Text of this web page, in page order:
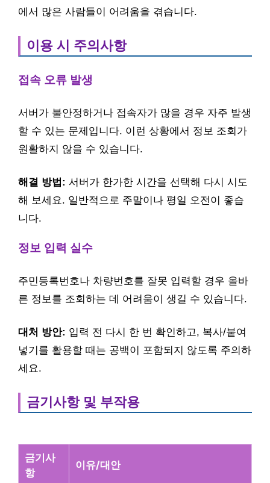
에서 많은 사람들이 어려움을 겪습니다.
이용 시 주의사항
접속 오류 발생
서버가 불안정하거나 접속자가 많을 경우 자주 발생
할 수 있는 문제입니다. 이런 상황에서 정보 조회가
원활하지 않을 수 있습니다.
해결 방법: 서버가 한가한 시간을 선택해 다시 시도
해 보세요. 일반적으로 주말이나 평일 오전이 좋습
니다.
정보 입력 실수
주민등록번호나 차량번호를 잘못 입력할 경우 올바
른 정보를 조회하는 데 어려움이 생길 수 있습니다.
대처 방안: 입력 전 다시 한 번 확인하고, 복사/붙여
넣기를 활용할 때는 공백이 포함되지 않도록 주의하
세요.
금기사항 및 부작용
금기사
항
이유/대안